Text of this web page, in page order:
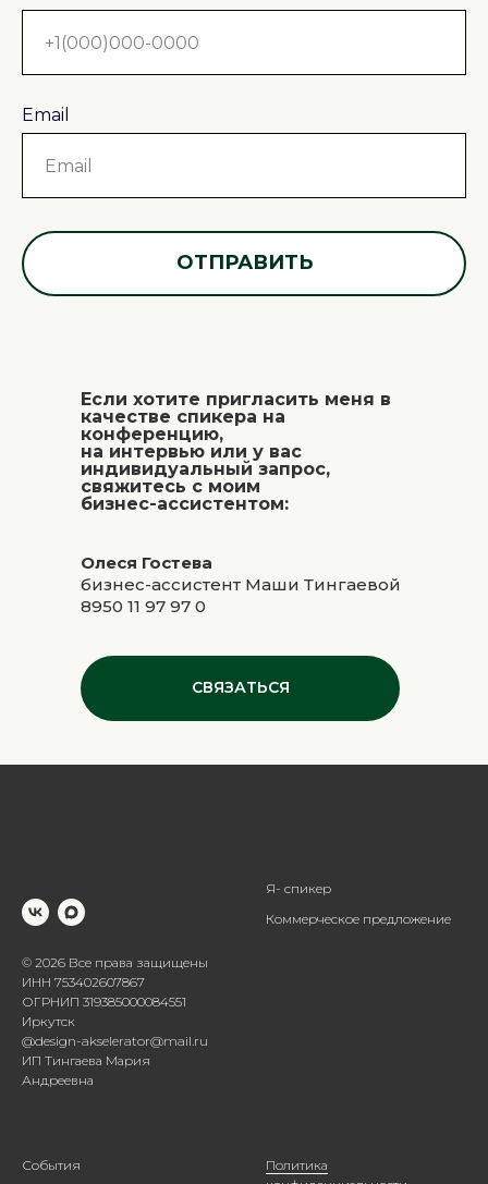
Email
ОТПРАВИТЬ
Если хотите пригласить меня в
качестве спикера на
конференцию,
на интервью или у вас
индивидуальный запрос,
свяжитесь с моим
бизнес-ассистентом:
Олеся Гостева
бизнес-ассистент Маши Тингаевой
8950 11 97 97 0
СВЯЗАТЬСЯ
© 2026 Все права защищены
ИНН 753402607867
ОГРНИП 319385000084551
Иркутск
@design-akselerator@mail.ru
ИП Тингаева Мария
Андреевна
Я- спикер
Коммерческое предложение
События
Политика